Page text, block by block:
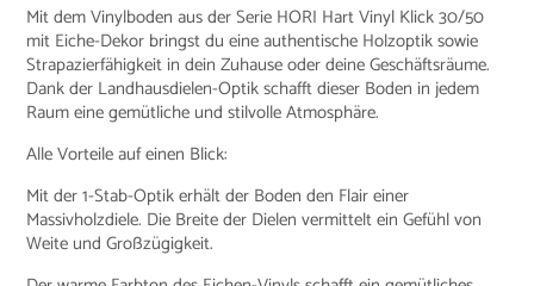
Mit dem Vinylboden aus der Serie HORI Hart Vinyl Klick 30/50
mit Eiche-Dekor bringst du eine authentische Holzoptik sowie
Strapazierfähigkeit in dein Zuhause oder deine Geschäftsräume.
Dank der Landhausdielen-Optik schafft dieser Boden in jedem
Raum eine gemütliche und stilvolle Atmosphäre.
Alle Vorteile auf einen Blick:
Mit der 1-Stab-Optik erhält der Boden den Flair einer
Massivholzdiele. Die Breite der Dielen vermittelt ein Gefühl von
Weite und Großzügigkeit.